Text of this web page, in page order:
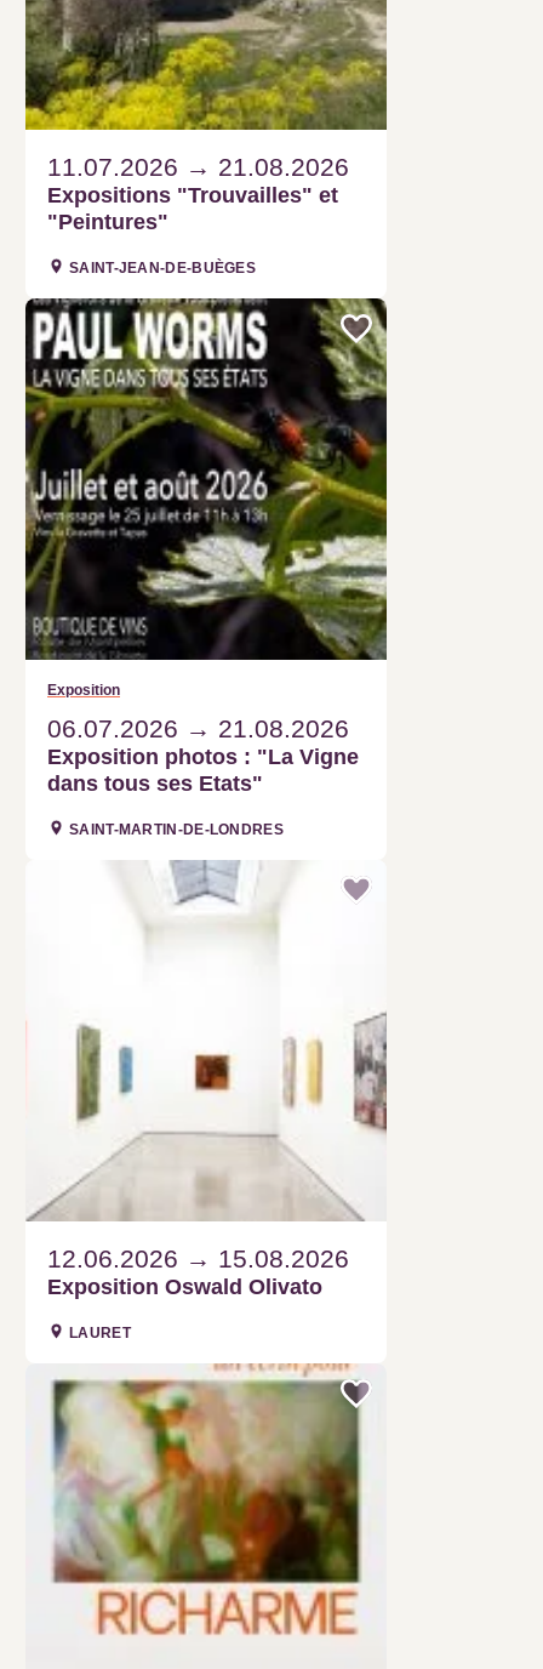
11.07.2026 21.08.2026
Expositions "Trouvailles" et
"Peintures"
SAINT-JEAN-DE-BUÈGES
06.07.2026 21.08.2026
dans tous ses Etats"
SAINT-MARTIN-DE-LONDRES
12.06.2026 15.08.2026
Exposition Oswald Olivato